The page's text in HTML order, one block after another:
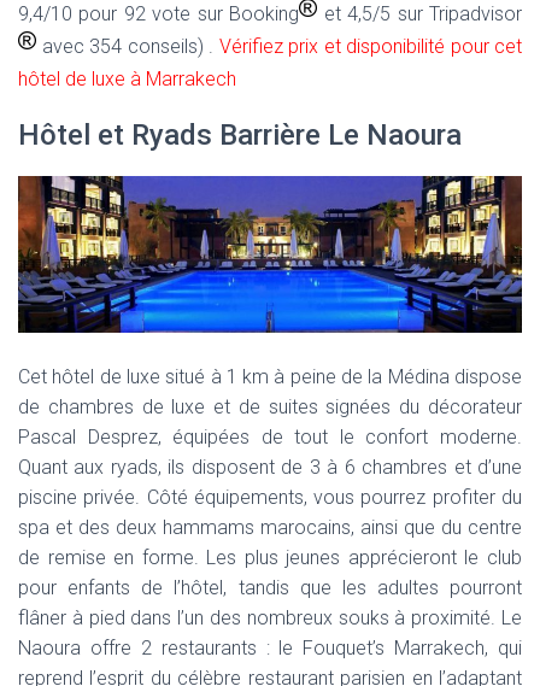
9,4/10 pour 92 vote sur Booking
et 4,5/5 sur Tripadvisor
avec 354 conseils) . Vérifiez prix et disponibilité pour cet
hôtel de luxe à Marrakech
Hôtel et Ryads Barrière Le Naoura
Cet hôtel de luxe situé à 1 km à peine de la Médina dispose
de chambres de luxe et de suites signées du décorateur
Pascal Desprez, équipées de tout le confort moderne.
Quant aux ryads, ils disposent de 3 à 6 chambres et d’une
piscine privée. Côté équipements, vous pourrez profiter du
spa et des deux hammams marocains, ainsi que du centre
de remise en forme. Les plus jeunes apprécieront le club
pour enfants de l’hôtel, tandis que les adultes pourront
flâner à pied dans l’un des nombreux souks à proximité. Le
Naoura offre 2 restaurants : le Fouquet’s Marrakech, qui
reprend l’esprit du célèbre restaurant parisien en l’adaptant